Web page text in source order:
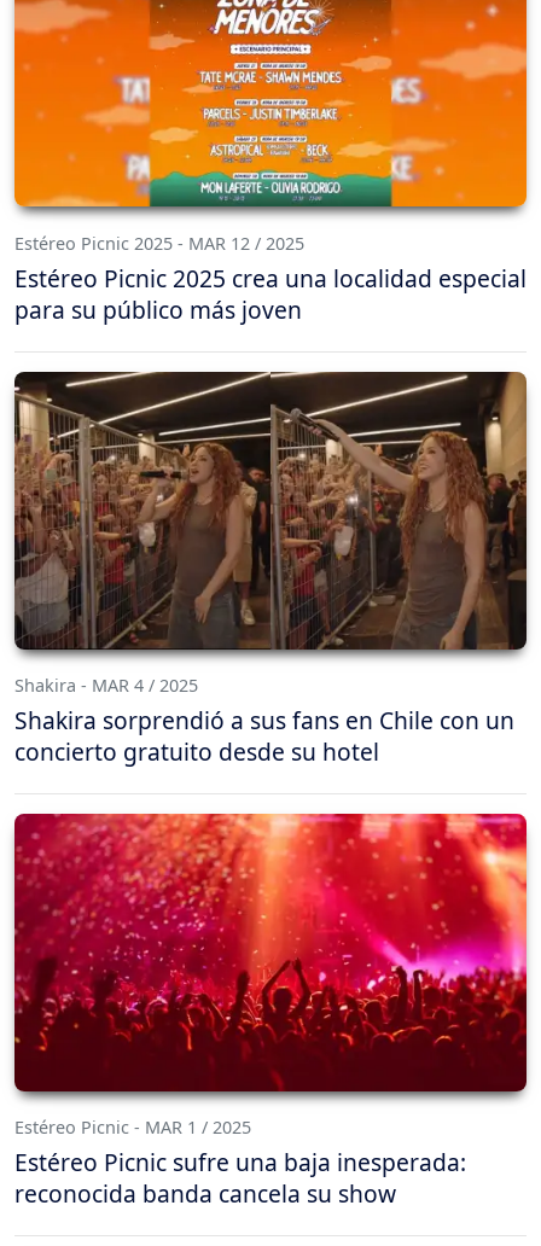
Estéreo Picnic 2025 - MAR 12 / 2025
Estéreo Picnic 2025 crea una localidad especial
para su público más joven
Shakira - MAR 4 / 2025
Shakira sorprendió a sus fans en Chile con un
concierto gratuito desde su hotel
Estéreo Picnic - MAR 1 / 2025
Estéreo Picnic sufre una baja inesperada:
reconocida banda cancela su show